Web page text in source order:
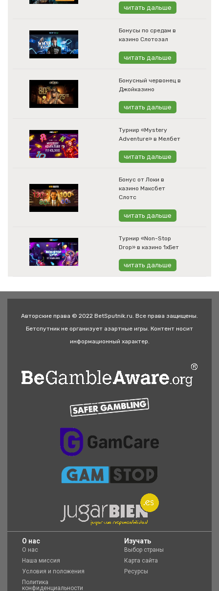
читать дальше
Бонусы по средам в
казино Слотозал
читать дальше
Бонусный червонец в
Джойказино
читать дальше
Турнир «Mystery
Adventure» в Мелбет
читать дальше
Бонус от Локи в
казино Максбет
Слотс
читать дальше
Турнир «Non-Stop
Drop» в казино 1хБет
читать дальше
Авторские права © 2022 BetSputnik.ru. Все права защищены.
Бетспутник не организует азартные игры. Контент носит
информационный характер.
O нас
О нас
Наша миссия
Условия и положения
Политика
конфиденциальности
Изучать
Выбор страны
Карта сайта
Ресурсы